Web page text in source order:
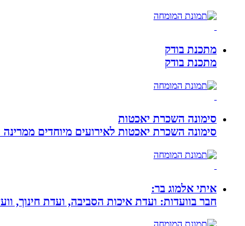
מתכנת בודק
מתכנת בודק
סימונה השכרת יאכטות
סימונה השכרת יאכטות לאירועים מיוחדים ממרינה
איתי אלמוג בר:
חבר בוועדות: ועדת איכות הסביבה, ועדת חינוך,